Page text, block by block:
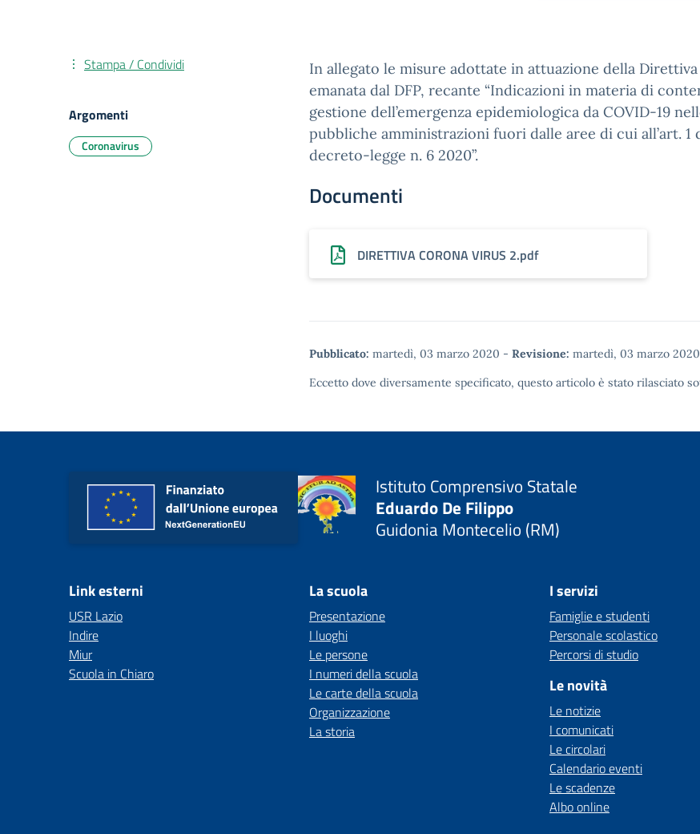
In allegato le misure adottate in attuazione della
emanata dal DFP, recante “Indicazioni in materia di
gestione dell’emergenza epidemiologica da COVID-19
pubbliche amministrazioni fuori dalle aree di cui all’art. 1
decreto-legge n. 6 2020”.
Documenti
DIRETTIVA CORONA VIRUS 2.pdf
Pubblicato: martedì, 03 marzo 2020 - Revisione: martedì, 03 marzo 2020
Eccetto dove diversamente specificato, questo articolo è stato rilasciato
Stampa / Condividi
Argomenti
Coronavirus
Istituto Comprensivo Statale
Eduardo De Filippo
Guidonia Montecelio (RM)
Link esterni
USR Lazio
Indire
Miur
Scuola in Chiaro
La scuola
Presentazione
I luoghi
Le persone
I numeri della scuola
Le carte della scuola
Organizzazione
La storia
I servizi
Famiglie e studenti
Personale scolastico
Percorsi di studio
Le novità
Le notizie
I comunicati
Le circolari
Calendario eventi
Le scadenze
Albo online